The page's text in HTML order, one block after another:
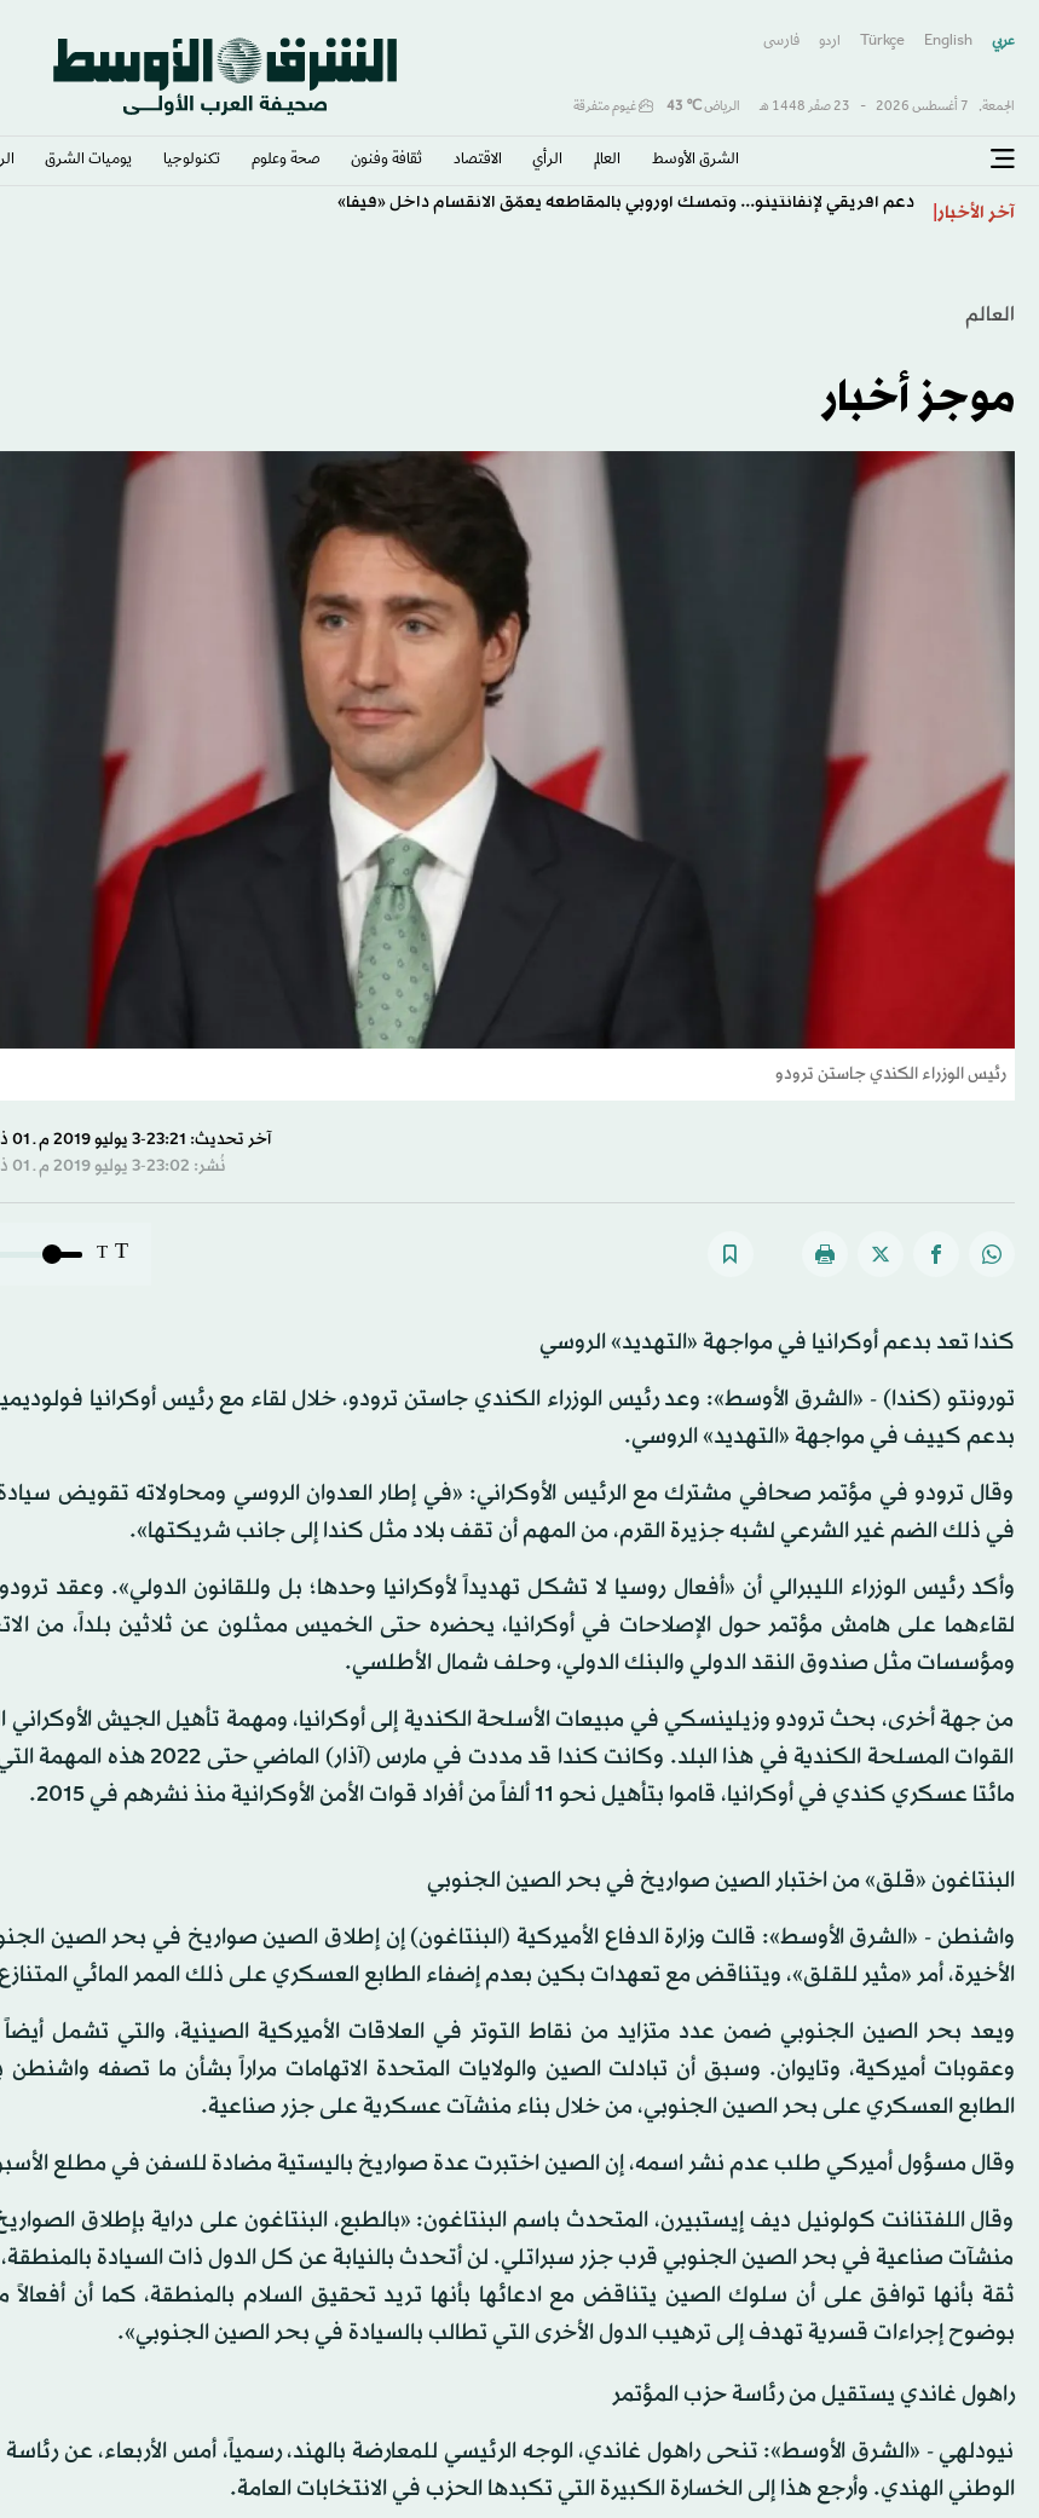
عربي English
Türkçe اردو فارسى
الجمعة, 7 أغسطس 2026 - 23 صفَر 1448 هـ الرياض℃
43 غيوم متفرقة
الشرق الأوسط​ العالم الرأي الاقتصاد ثقافة وفنون صحة وعلوم تكنولوجيا يوميات الشرق​
آخر الأخبار دعم أفريقي لإنفانتينو... وتمسك أوروبي بالمقاطعة يعمّق الانقسام داخل «فيفا»
العالم
موجز أخبار
رئيس الوزراء الكندي جاستن ترودو
آخر تحديث: 23:21-3 يوليو 2019 م ـ 01 ذو القِعدة 1440 هـ
نُشر: 23:02-3 يوليو 2019 م ـ 01 ذو القِعدة 1440 هـ
T
T
كندا تعد بدعم أوكرانيا في مواجهة «التهديد» الروسي
تورونتو (كندا) - «الشرق الأوسط»: وعد رئيس الوزراء الكندي جاستن ترودو، خلال لقاء مع رئيس أوكرانيا
بدعم كييف في مواجهة «التهديد» الروسي.
وقال ترودو في مؤتمر صحافي مشترك مع الرئيس الأوكراني: «في إطار العدوان الروسي ومحاولاته تقويض سيادة
في ذلك الضم غير الشرعي لشبه جزيرة القرم، من المهم أن تقف بلاد مثل كندا إلى جانب شريكتها».
وأكد رئيس الوزراء الليبرالي أن «أفعال روسيا لا تشكل تهديداً لأوكرانيا وحدها؛ بل وللقانون الدولي». وعقد
لقاءهما على هامش مؤتمر حول الإصلاحات في أوكرانيا، يحضره حتى الخميس ممثلون عن ثلاثين بلداً، من
ومؤسسات مثل صندوق النقد الدولي والبنك الدولي، وحلف شمال الأطلسي.
من جهة أخرى، بحث ترودو وزيلينسكي في مبيعات الأسلحة الكندية إلى أوكرانيا، ومهمة تأهيل الجيش الأوكراني
القوات المسلحة الكندية في هذا البلد. وكانت كندا قد مددت في
مائتا عسكري كندي في أوكرانيا، قاموا بتأهيل نحو 11 ألفاً من أفراد قوات الأمن الأوكرانية منذ نشرهم في 2015.
البنتاغون «قلق» من اختبار الصين صواريخ في بحر الصين الجنوبي
واشنطن - «الشرق الأوسط»: قالت وزارة الدفاع الأميركية (البنتاغون) إن إطلاق الصين صواريخ في بحر الصين
الأخيرة، أمر «مثير للقلق»، ويتناقض مع تعهدات بكين بعدم إضفاء الطابع العسكري على ذلك الممر المائي
ويعد بحر الصين الجنوبي ضمن عدد متزايد من نقاط التوتر في العلاقات الأميركية الصينية، والتي تشمل أيضاً
وعقوبات أميركية، وتايوان. وسبق أن تبادلت الصين والولايات المتحدة الاتهامات مراراً بشأن ما تصفه
الطابع العسكري على بحر الصين الجنوبي، من خلال بناء منشآت عسكرية على جزر صناعية.
وقال مسؤول أميركي طلب عدم نشر اسمه، إن الصين اختبرت عدة صواريخ باليستية مضادة للسفن في مطلع
وقال اللفتنانت كولونيل ديف إيستبيرن، المتحدث باسم البنتاغون: «بالطبع، البنتاغون على دراية بإطلاق
منشآت صناعية في بحر الصين الجنوبي قرب جزر سبراتلي. لن أتحدث بالنيابة عن كل الدول ذات السيادة
ثقة بأنها توافق على أن سلوك الصين يتناقض مع ادعائها بأنها تريد تحقيق السلام بالمنطقة، كما أن
بوضوح إجراءات قسرية تهدف إلى ترهيب الدول الأخرى التي تطالب بالسيادة في بحر الصين الجنوبي».
راهول غاندي يستقيل من رئاسة حزب المؤتمر
نيودلهي - «الشرق الأوسط»: تنحى راهول غاندي، الوجه الرئيسي للمعارضة بالهند، رسمياً، أمس الأربعاء، عن
الوطني الهندي. وأرجع هذا إلى الخسارة الكبيرة التي تكبدها الحزب في الانتخابات العامة.